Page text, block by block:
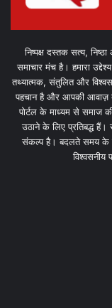
निष्पक्ष दस्तक सत्य,
समाचार मंच है। हमारा
तथ्यात्मक, संतुलित और
पहचान है और आपकी आवाज़
पोर्टल के माध्यम से समाज
उठाने के लिए प्रतिबद्ध हैं।
संकल्प है। बदलते समय के
विश्वसनीय